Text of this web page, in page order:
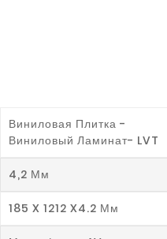
Виниловая Плитка -
Виниловый Ламинат- LVT
4,2 Мм
185 X 1212 X4.2 Мм